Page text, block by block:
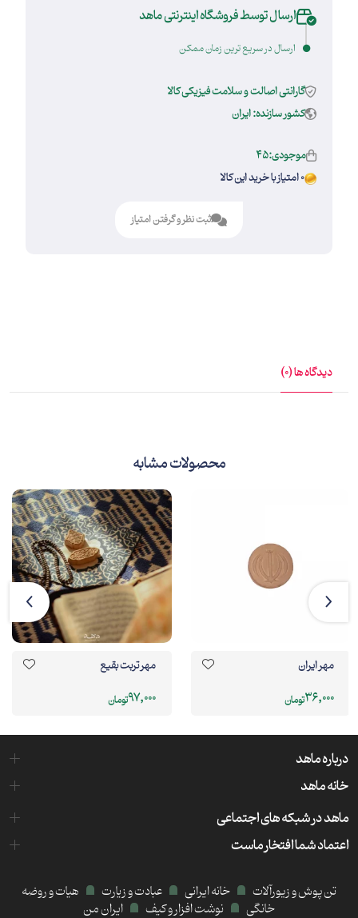
ارسال توسط فروشگاه اینترنتی ماهد
ارسال در سریع ترین زمان ممکن
گارانتی اصالت و سلامت فیزیکی کالا
کشور سازنده: ایران
موجودی:45
0 امتیاز با خرید این کالا
ثبت نظر و گرفتن امتیاز
دیدگاه ها (0)
محصولات مشابه
مهر ایران
36,000تومان
مهر تربت بقیع
97,000تومان
درباره ماهد
خانه ماهد
ماهد در شبکه های اجتماعی
اعتماد شما افتخار ماست
تن پوش و زیورآلات خانه ایرانی عبادت و زیارت
هیات و روضه
خانگی
نوشت افزار و کیف ایران من